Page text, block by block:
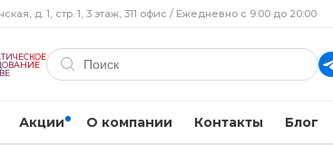
д. 1, стр. 1, 3 этаж, 311 офис / Ежедневно с 9:00 до 20:00
Акции О компании Контакты Блог